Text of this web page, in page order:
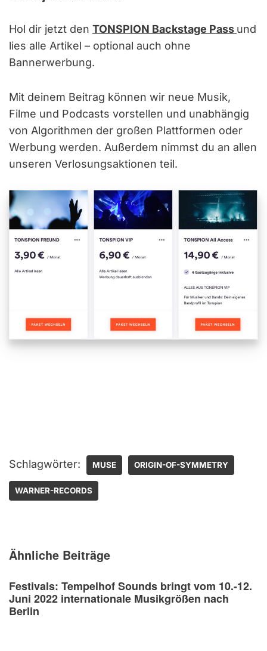
Hol dir jetzt den TONSPION Backstage Pass und
lies alle Artikel – optional auch ohne
Bannerwerbung.
Mit deinem Beitrag können wir neue Musik,
Filme und Podcasts vorstellen und unabhängig
von Algorithmen der großen Plattformen oder
Werbung werden. Außerdem nimmst du an allen
unseren Verlosungsaktionen teil.
Schlagwörter: MUSE ORIGIN-OF-SYMMETRY
WARNER-RECORDS
Ähnliche Beiträge
Festivals: Tempelhof Sounds bringt vom 10.-12.
Juni 2022 internationale Musikgrößen nach
Berlin